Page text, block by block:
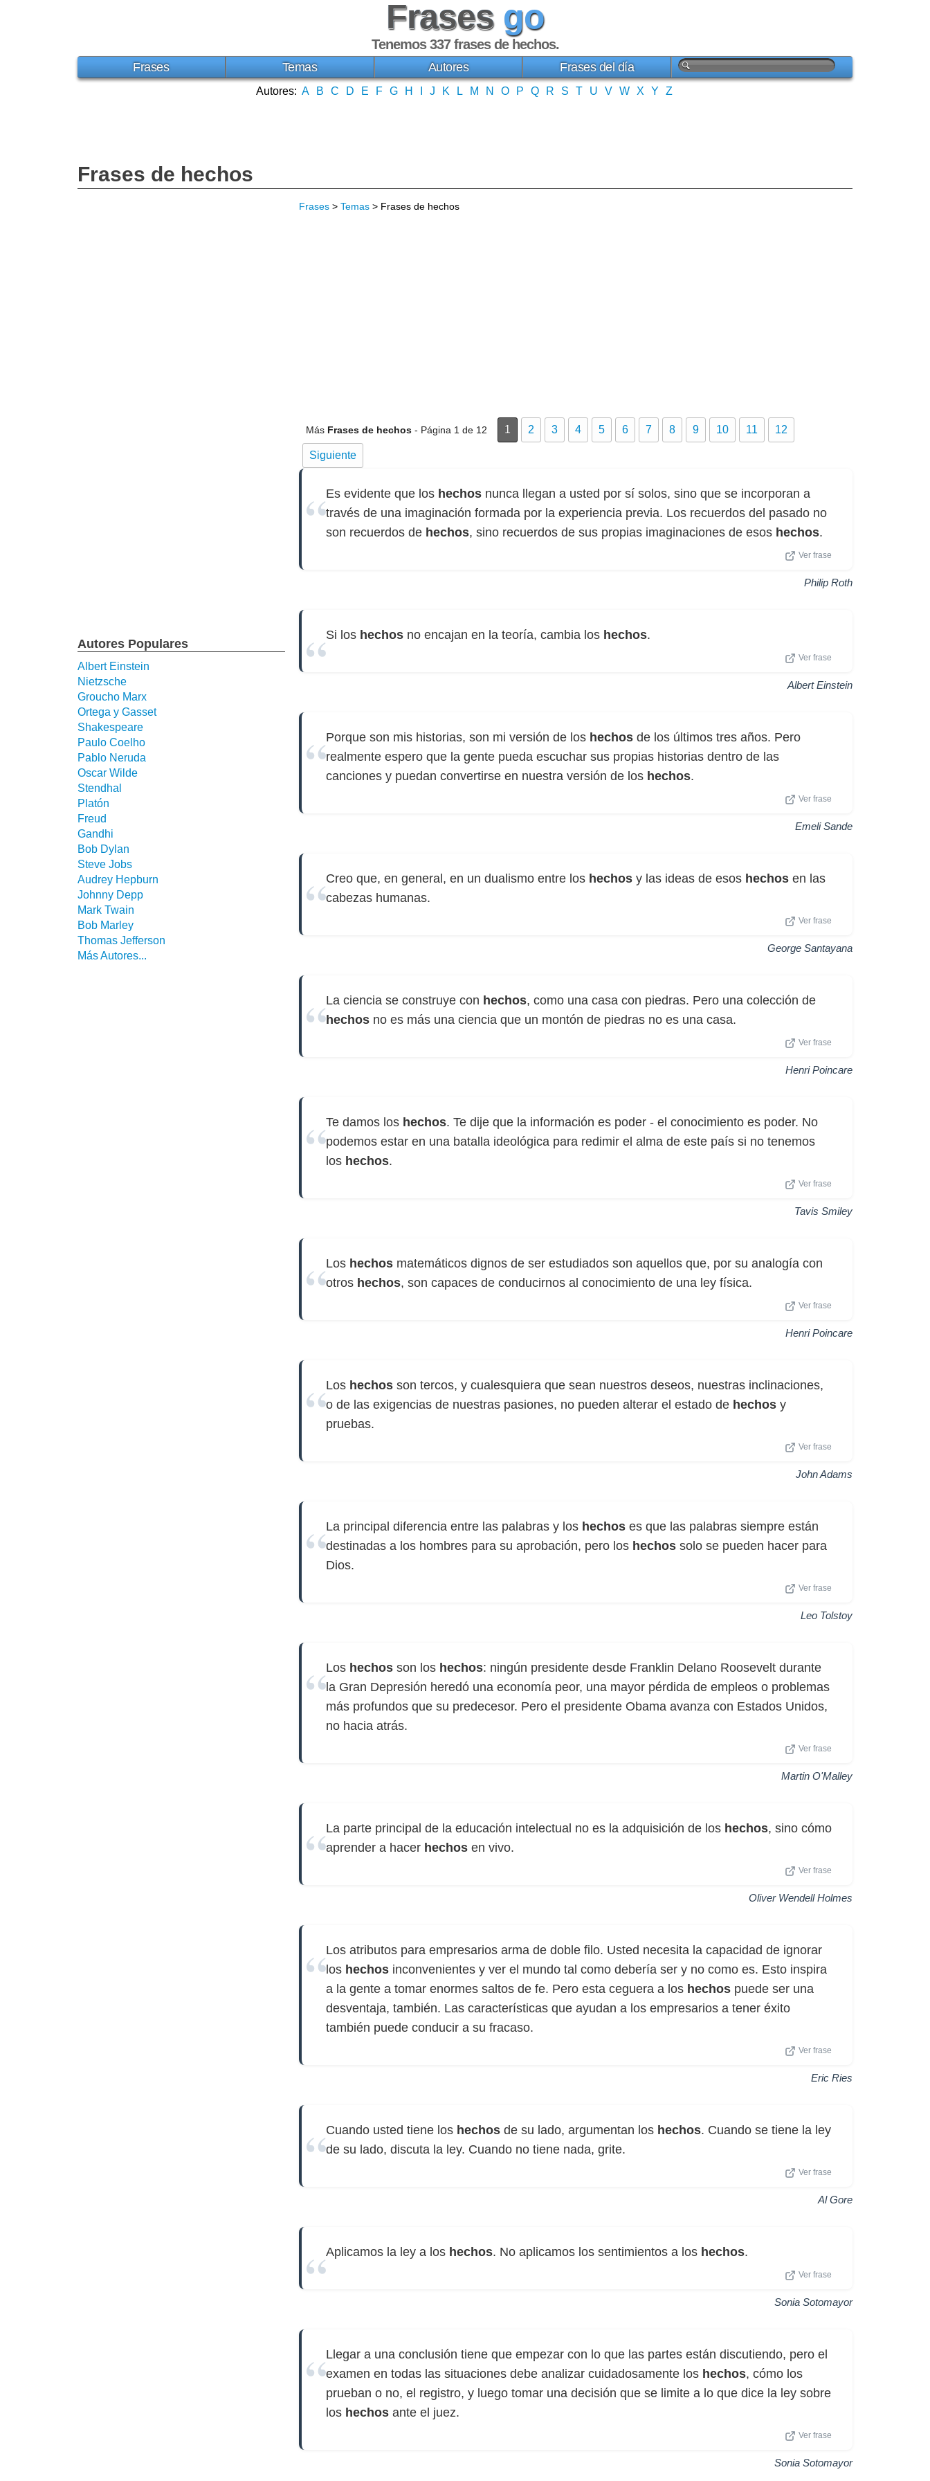
Frases go
Tenemos 337frases de hechos.
Frases Temas Autores Frases del día
Autores: A B C D E F G H J K L M N O P Q R S T U V W X Y Z
Frases de hechos
Frases > Temas > Frases de hechos
Más Frases de hechos - Página 1 de 12 1 2 3 4 5 6 7 8 9 10 11 12
Siguiente
Es evidente que los hechos nunca llegan a usted por sí solos, sino que se incorporan a
través de una imaginación formada por la experiencia previa. Los recuerdos del pasado no
son recuerdos de hechos, sino recuerdos de sus propias imaginaciones de esos hechos.
Ver frase
Philip Roth
Si los hechos no encajan en la teoría, cambia los hechos.
Ver frase
Albert Einstein
Porque son mis historias, son mi versión de los hechos de los últimos tres años. Pero
realmente espero que la gente pueda escuchar sus propias historias dentro de las
canciones y puedan convertirse en nuestra versión de los hechos.
Ver frase
Emeli Sande
Creo que, en general, en un dualismo entre los hechos y las ideas de esos hechos en las
cabezas humanas.
Ver frase
George Santayana
La ciencia se construye con hechos, como una casa con piedras. Pero una colección de
hechos no es más una ciencia que un montón de piedras no es una casa.
Ver frase
Henri Poincare
Te damos los hechos. Te dije que la información es poder - el conocimiento es poder. No
podemos estar en una batalla ideológica para redimir el alma de este país si no tenemos
los hechos.
Ver frase
Tavis Smiley
Los hechos matemáticos dignos de ser estudiados son aquellos que, por su analogía con
otros hechos, son capaces de conducirnos al conocimiento de una ley física.
Ver frase
Henri Poincare
Los hechos son tercos, y cualesquiera que sean nuestros deseos, nuestras inclinaciones,
o de las exigencias de nuestras pasiones, no pueden alterar el estado de hechos y
pruebas.
Ver frase
John Adams
La principal diferencia entre las palabras y los hechos es que las palabras siempre están
destinadas a los hombres para su aprobación, pero los hechos solo se pueden hacer para
Dios.
Ver frase
Leo Tolstoy
Los hechos son los hechos: ningún presidente desde Franklin Delano Roosevelt durante
la Gran Depresión heredó una economía peor, una mayor pérdida de empleos o problemas
más profundos que su predecesor. Pero el presidente Obama avanza con Estados Unidos,
no hacia atrás.
Ver frase
Martin O'Malley
La parte principal de la educación intelectual no es la adquisición de los hechos, sino cómo
aprender a hacer hechos en vivo.
Ver frase
Oliver Wendell Holmes
Los atributos para empresarios arma de doble filo. Usted necesita la capacidad de ignorar
los hechos inconvenientes y ver el mundo tal como debería ser y no como es. Esto inspira
a la gente a tomar enormes saltos de fe. Pero esta ceguera a los hechos puede ser una
desventaja, también. Las características que ayudan a los empresarios a tener éxito
también puede conducir a su fracaso.
Ver frase
Eric Ries
Cuando usted tiene los hechos de su lado, argumentan los hechos. Cuando se tiene la ley
de su lado, discuta la ley. Cuando no tiene nada, grite.
Ver frase
Al Gore
Aplicamos la ley a los hechos. No aplicamos los sentimientos a los hechos.
Ver frase
Sonia Sotomayor
Llegar a una conclusión tiene que empezar con lo que las partes están discutiendo, pero el
examen en todas las situaciones debe analizar cuidadosamente los hechos, cómo los
prueban o no, el registro, y luego tomar una decisión que se limite a lo que dice la ley sobre
los hechos ante el juez.
Ver frase
Sonia Sotomayor
Autores Populares
Albert Einstein
Nietzsche
Groucho Marx
Ortega y Gasset
Shakespeare
Paulo Coelho
Pablo Neruda
Oscar Wilde
Stendhal
Platón
Freud
Gandhi
Bob Dylan
Steve Jobs
Audrey Hepburn
Johnny Depp
Mark Twain
Bob Marley
Thomas Jefferson
Más Autores...